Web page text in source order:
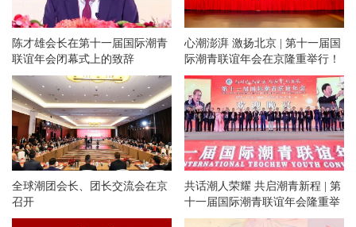
陈才雄会长在第十一届国际潮青
联谊年会闭幕式上的致辞
心潮澎湃 激扬北京 | 第十一届国
际潮青联谊年会在京隆重举行！
全球潮团会长、团长交流会在京
召开
共话潮人荣耀 共启潮青新程 | 第
十一届国际潮青联谊年会隆重举
办欢迎晚宴和专场文艺晚会！